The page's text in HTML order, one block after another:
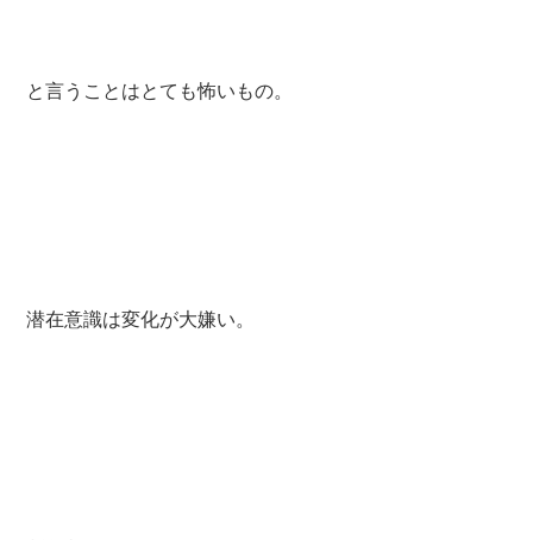
と言うことはとても怖いもの。
潜在意識は変化が大嫌い。